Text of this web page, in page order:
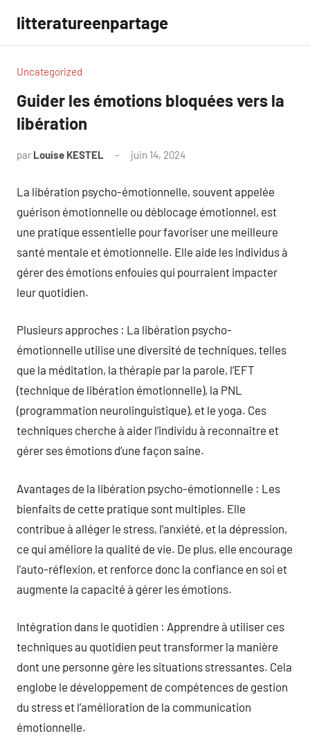
contenu
litteratureenpartage
Uncategorized
Guider les émotions bloquées vers la
libération
par Louise KESTEL juin 14, 2024
La libération psycho-émotionnelle, souvent appelée
guérison émotionnelle ou déblocage émotionnel, est
une pratique essentielle pour favoriser une meilleure
santé mentale et émotionnelle. Elle aide les individus à
gérer des émotions enfouies qui pourraient impacter
leur quotidien.
Plusieurs approches : La libération psycho-
émotionnelle utilise une diversité de techniques, telles
que la méditation, la thérapie par la parole, l’EFT
(technique de libération émotionnelle), la PNL
(programmation neurolinguistique), et le yoga. Ces
techniques cherche à aider l’individu à reconnaître et
gérer ses émotions d’une façon saine.
Avantages de la libération psycho-émotionnelle : Les
bienfaits de cette pratique sont multiples. Elle
contribue à alléger le stress, l’anxiété, et la dépression,
ce qui améliore la qualité de vie. De plus, elle encourage
l’auto-réflexion, et renforce donc la confiance en soi et
augmente la capacité à gérer les émotions.
Intégration dans le quotidien : Apprendre à utiliser ces
techniques au quotidien peut transformer la manière
dont une personne gère les situations stressantes. Cela
englobe le développement de compétences de gestion
du stress et l’amélioration de la communication
émotionnelle.